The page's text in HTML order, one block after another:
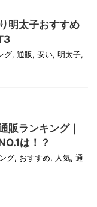
明太子おすすめ
グ, 通販, 安い, 明太子,
販ランキング｜
は！？
グ, おすすめ, 人気, 通